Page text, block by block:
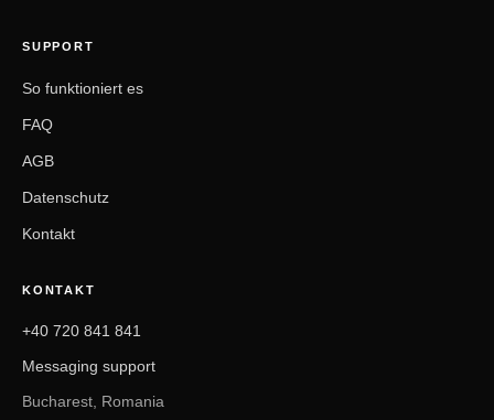
SUPPORT
So funktioniert es
FAQ
AGB
Datenschutz
Kontakt
KONTAKT
+40 720 841 841
Messaging support
Bucharest, Romania